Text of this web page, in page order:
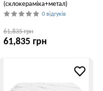
(склокераміка+метал)
0 відгуків
61,835 грн
61,835 грн